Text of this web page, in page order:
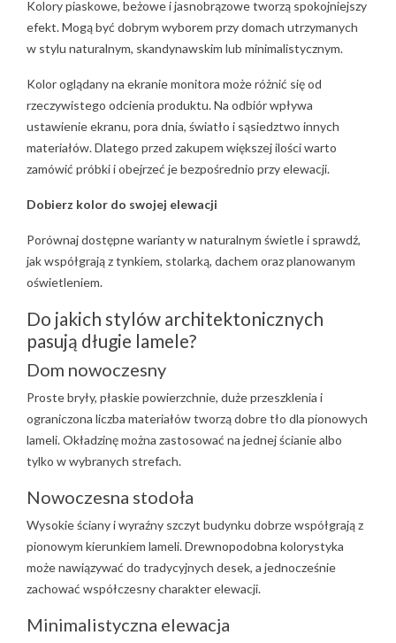
Kolory piaskowe, beżowe i jasnobrązowe tworzą spokojniejszy
efekt. Mogą być dobrym wyborem przy domach utrzymanych
w stylu naturalnym, skandynawskim lub minimalistycznym.
Kolor oglądany na ekranie monitora może różnić się od
rzeczywistego odcienia produktu. Na odbiór wpływa
ustawienie ekranu, pora dnia, światło i sąsiedztwo innych
materiałów. Dlatego przed zakupem większej ilości warto
zamówić próbki i obejrzeć je bezpośrednio przy elewacji.
Dobierz kolor do swojej elewacji
Porównaj dostępne warianty w naturalnym świetle i sprawdź,
jak współgrają z tynkiem, stolarką, dachem oraz planowanym
oświetleniem.
Do jakich stylów architektonicznych
pasują długie lamele?
Dom nowoczesny
Proste bryły, płaskie powierzchnie, duże przeszklenia i
ograniczona liczba materiałów tworzą dobre tło dla pionowych
lameli. Okładzinę można zastosować na jednej ścianie albo
tylko w wybranych strefach.
Nowoczesna stodoła
Wysokie ściany i wyraźny szczyt budynku dobrze współgrają z
pionowym kierunkiem lameli. Drewnopodobna kolorystyka
może nawiązywać do tradycyjnych desek, a jednocześnie
zachować współczesny charakter elewacji.
Minimalistyczna elewacja